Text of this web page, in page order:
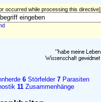
occurred while processing this directive]
6 Störfelder 7 Parasiten
11 Zusammenhänge